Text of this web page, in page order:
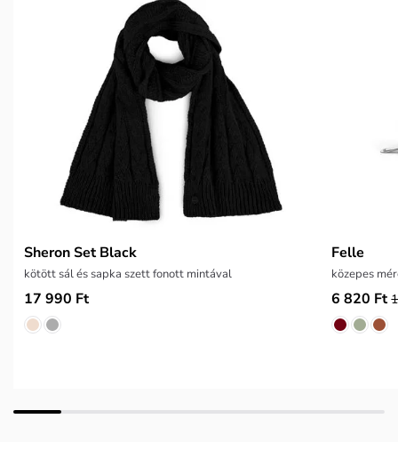
Sheron Set Black
kötött sál és sapka szett fonott mintával
17 990 Ft
Felle
közepes
6 820 Ft